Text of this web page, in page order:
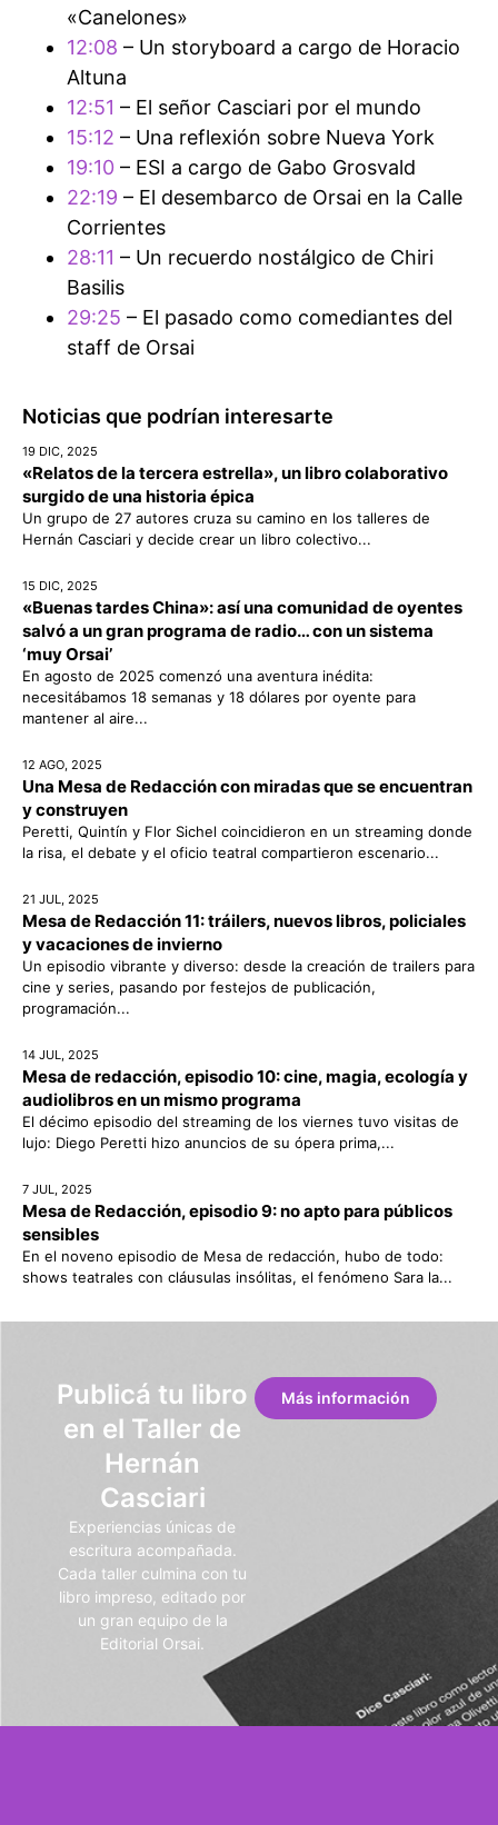
«Canelones»
12:08 – Un storyboard a cargo de Horacio
Altuna
12:51 – El señor Casciari por el mundo
15:12 – Una reflexión sobre Nueva York
19:10 – ESI a cargo de Gabo Grosvald
22:19 – El desembarco de Orsai en la Calle
Corrientes
28:11 – Un recuerdo nostálgico de Chiri
Basilis
29:25 – El pasado como comediantes del
staff de Orsai
Noticias que podrían interesarte
19 DIC, 2025
«Relatos de la tercera estrella», un libro colaborativo
surgido de una historia épica
Un grupo de 27 autores cruza su camino en los talleres de
Hernán Casciari y decide crear un libro colectivo...
15 DIC, 2025
«Buenas tardes China»: así una comunidad de oyentes
salvó a un gran programa de radio… con un sistema
‘muy Orsai’
En agosto de 2025 comenzó una aventura inédita:
necesitábamos 18 semanas y 18 dólares por oyente para
mantener al aire...
12 AGO, 2025
Una Mesa de Redacción con miradas que se encuentran
y construyen
Peretti, Quintín y Flor Sichel coincidieron en un streaming donde
la risa, el debate y el oficio teatral compartieron escenario...
21 JUL, 2025
Mesa de Redacción 11: tráilers, nuevos libros, policiales
y vacaciones de invierno
Un episodio vibrante y diverso: desde la creación de trailers para
cine y series, pasando por festejos de publicación,
programación...
14 JUL, 2025
Mesa de redacción, episodio 10: cine, magia, ecología y
audiolibros en un mismo programa
El décimo episodio del streaming de los viernes tuvo visitas de
lujo: Diego Peretti hizo anuncios de su ópera prima,...
7 JUL, 2025
Mesa de Redacción, episodio 9: no apto para públicos
sensibles
En el noveno episodio de Mesa de redacción, hubo de todo:
shows teatrales con cláusulas insólitas, el fenómeno Sara la...
Publicá tu libro
en el Taller de
Hernán
Casciari
Experiencias únicas de
escritura acompañada.
Cada taller culmina con tu
libro impreso, editado por
un gran equipo de la
Editorial Orsai.
Más información